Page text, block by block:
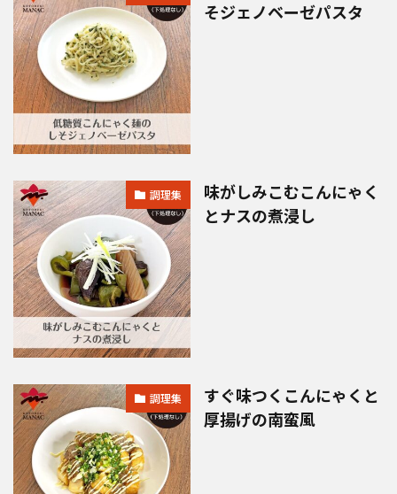
そジェノベーゼパスタ
調理集
味がしみこむこんにゃく
とナスの煮浸し
調理集
すぐ味つくこんにゃくと
厚揚げの南蛮風